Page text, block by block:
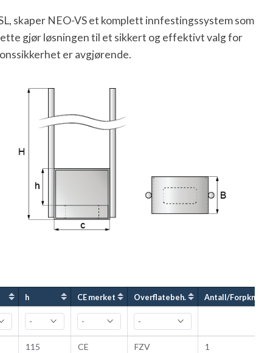
skaper NEO-VS et komplett innfestingssystem som
gjør løsningen til et sikkert og effektivt valg for
er avgjørende.
h CE merket Overflatebeh. Antall/Forpkn.
115 CE FZV 1